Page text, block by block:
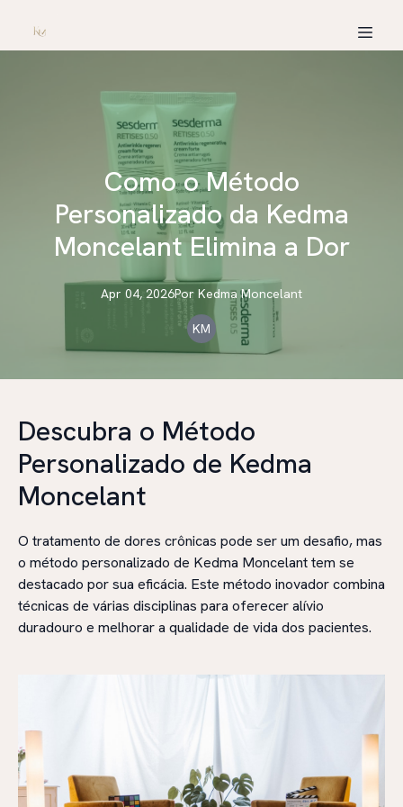
Como o Método
Personalizado da Kedma
Moncelant Elimina a Dor
Apr 04, 2026Por Kedma Moncelant
KM
Descubra o Método
Personalizado de Kedma
Moncelant
O tratamento de dores crônicas pode ser um desafio, mas
o método personalizado de Kedma Moncelant tem se
destacado por sua eficácia. Este método inovador combina
técnicas de várias disciplinas para oferecer alívio
duradouro e melhorar a qualidade de vida dos pacientes.